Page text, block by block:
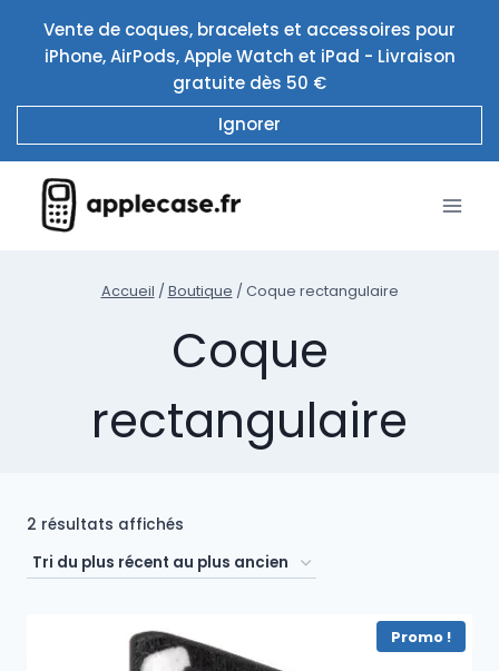
contenu
Vente de coques, bracelets et accessoires pour
iPhone, AirPods, Apple Watch et iPad - Livraison
gratuite dès 50 €
Ignorer
Accueil / Boutique / Coque rectangulaire
Coque
rectangulaire
2 résultats affichés
du
au
Promo !